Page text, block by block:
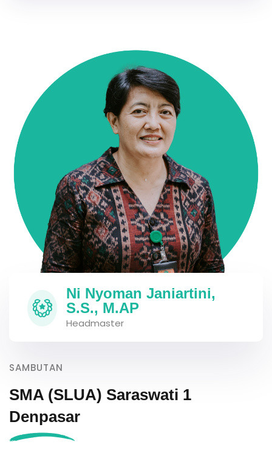
Ni Nyoman Janiartini,
S.S., M.AP
Headmaster
SAMBUTAN
SMA (SLUA) Saraswati 1
Denpasar